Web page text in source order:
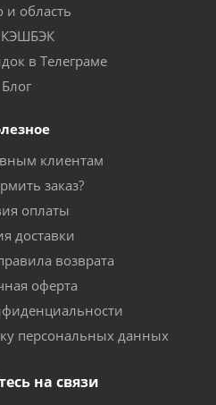
и область
КЭШБЭК
в Телеграме
Блог
клиентам
заказ?
оплаты
доставки
возврата
оферта
персональных данных
на связи